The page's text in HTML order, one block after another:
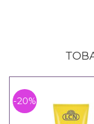
-20%